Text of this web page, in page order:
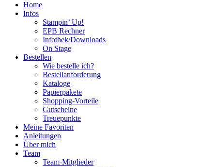
Home
Infos
Stampin’ Up!
EPB Rechner
Infothek/Downloads
On Stage
Bestellen
Wie bestelle ich?
Bestellanforderung
Kataloge
Papierpakete
Shopping-Vorteile
Gutscheine
Treuepunkte
Meine Favoriten
Anleitungen
Über mich
Team
Team-Mitglieder